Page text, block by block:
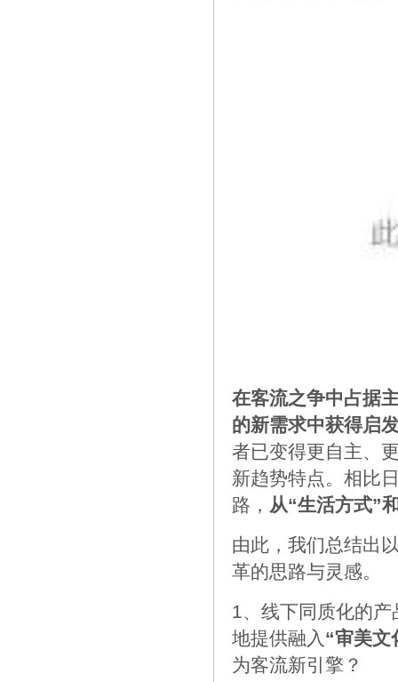
在客流之争中占据
的新需求中获得启
者已变得更自主、
新趋势特点。 相比
路， 从“生活方式”
由此，我们总结出
革的思路与灵感。
1、线下同质化的
地提供融入 “审美文
为客流新引擎？